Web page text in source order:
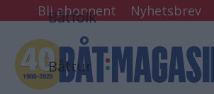
Bli abonnent Nyhetsbrev
Båtfolk
Båttur